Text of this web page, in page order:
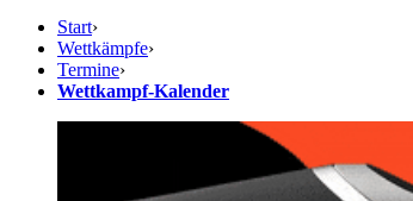
Start›
Wettkämpfe›
Termine›
Wettkampf-Kalender